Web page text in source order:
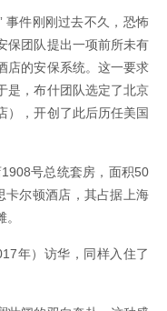
事件刚刚过去不久，恐怖
保团队提出一项前所未有
店的安保系统。这一要求
是，布什团队选定了北京
），开创了此后历任美国
号总统套房，面积50
卡尔顿酒店，其占据上海
年）访华，同样入住了